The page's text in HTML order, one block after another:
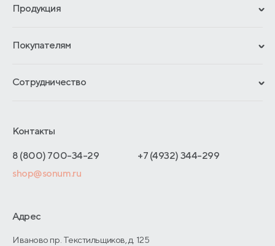
Продукция
Гарантии
Отзывы покупателей
Покупателям
Обмен и возврат
Адреса магазинов
Договор-оферты
Сотрудничество
Отельерам
Оптовые продажи
О производстве
Контакты
8 (800) 700-34-29
+7 (4932) 344-299
shop@sonum.ru
Адрес
Иваново пр. Текстильщиков, д. 125